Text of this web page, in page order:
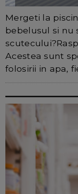
Mergeti la
bebelusul si nu
Acestea sunt
folosirii in apa,